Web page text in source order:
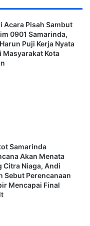
sudah
siapkan sesuai
kami tinggal
pergantian menteri
Andi Harun.
melalui tim
daerah,
pengolahan
menjadi bagian dari
Acara Pisah Sambut
0901 Samarinda,
Puji Kerja Nyata
Masyarakat Kota
Samarinda
Akan Menata
Citra Niaga, Andi
Sebut Perencanaan
Mencapai Final